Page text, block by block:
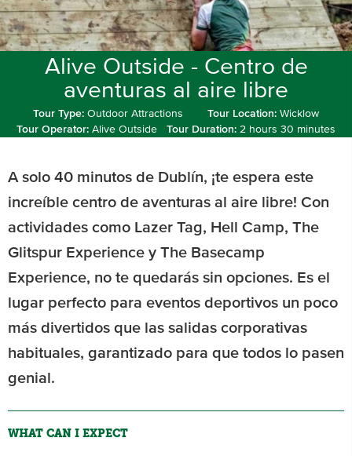
Alive Outside - Centro de
aventuras al aire libre
Tour Type: Outdoor Attractions Tour Location:Wicklow
Tour Operator:Alive Outside Tour Duration: 2 hours 30 minutes
A solo 40 minutos de Dublín, ¡te espera este
increíble centro de aventuras al aire libre! Con
actividades como Lazer Tag, Hell Camp, The
Glitspur Experience y The Basecamp
Experience, no te quedarás sin opciones. Es el
lugar perfecto para eventos deportivos un poco
más divertidos que las salidas corporativas
habituales, garantizado para que todos lo pasen
genial.
WHAT CAN I EXPECT